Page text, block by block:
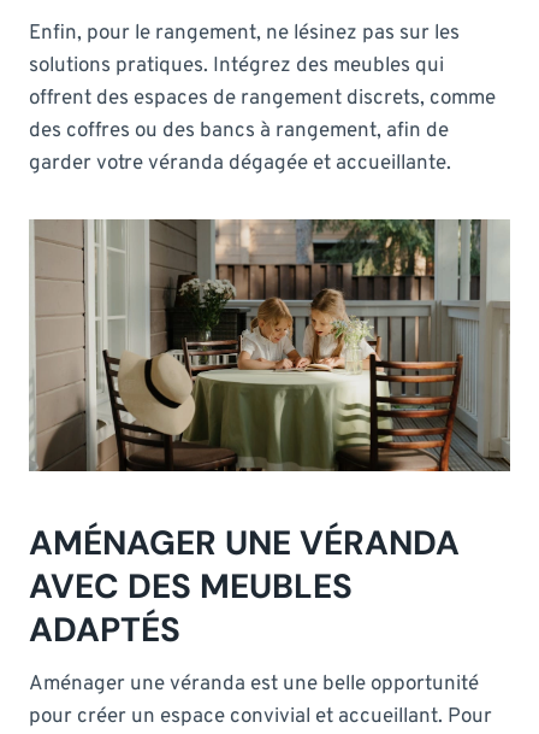
Enfin, pour le rangement, ne lésinez pas sur les
solutions pratiques. Intégrez des meubles qui
offrent des espaces de rangement discrets, comme
des coffres ou des bancs à rangement, afin de
garder votre véranda dégagée et accueillante.
AMÉNAGER UNE VÉRANDA
AVEC DES MEUBLES
ADAPTÉS
Aménager une véranda est une belle opportunité
pour créer un espace convivial et accueillant. Pour